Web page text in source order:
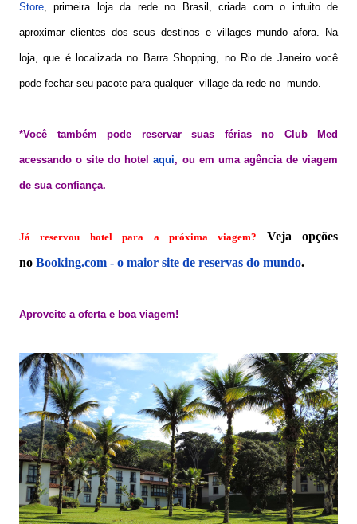
Store, primeira loja da rede no Brasil, criada com o intuito de
aproximar clientes dos seus destinos e villages mundo afora. Na
loja, que é localizada no Barra Shopping, no Rio de Janeiro você
pode fechar seu pacote para qualquer village da rede no mundo.
*Você também pode reservar suas férias no Club Med
acessando o site do hotelaqui, ou em uma agência de viagem
de sua confiança.
Já reservou hotel para a próxima viagem? Veja opções
no Booking.com - o maior site de reservas do mundo.
Aproveite a oferta e boa viagem!